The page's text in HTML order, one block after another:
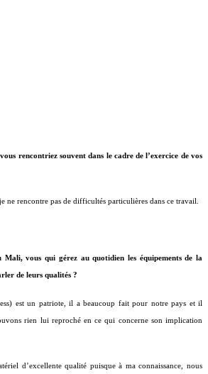
rencontriez souvent dans le cadre de l’exercice de vos
ne rencontre pas de difficultés particulières dans ce travail.
Mali, vous qui gérez au quotidien les équipements de la
de leurs qualités ?
est un patriote, il a beaucoup fait pour notre pays et il
rien lui reproché en ce qui concerne son implication
d’excellente qualité puisque à ma connaissance, nous